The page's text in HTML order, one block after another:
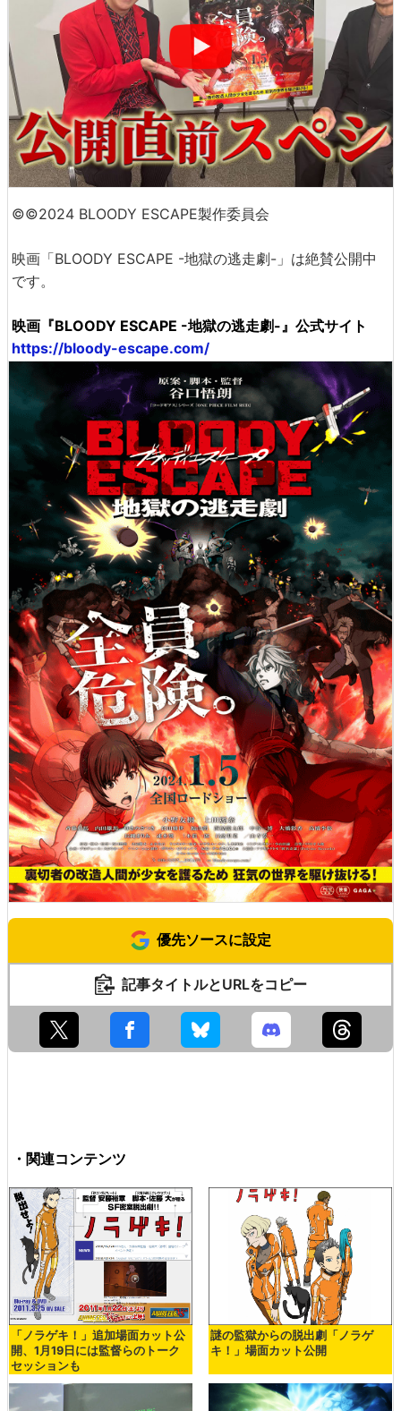
©©2024 BLOODY ESCAPE製作委員会
映画「BLOODY ESCAPE -地獄の逃走劇-」は絶賛公開中
です。
映画『BLOODY ESCAPE -地獄の逃走劇-』公式サイト
https://bloody-escape.com/
優先ソースに設定
記事タイトルとURLをコピー
・関連コンテンツ
「ノラゲキ！」追加場面カット公
開、1月19日には監督らのトーク
セッションも
謎の監獄からの脱出劇「ノラゲ
キ！」場面カット公開